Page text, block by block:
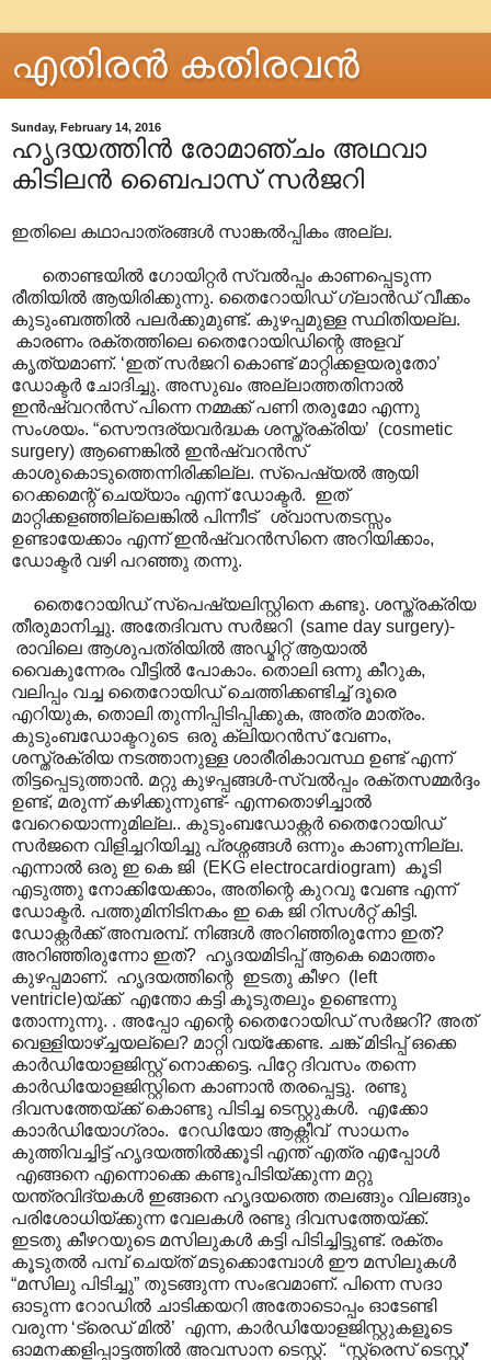
എതിരന്‍ കതിരവന്‍
Sunday, February 14, 2016
ഹൃദയത്തിൻ രോമാഞ്ചം അഥവാ
കിടിലൻ ബൈപാസ് സർജറി
ഇതിലെ കഥാപാത്രങ്ങൾ സാങ്കൽ‌പ്പികം അല്ല.
തൊണ്ടയിൽ ഗോയിറ്റർ സ്വൽ‌പ്പം കാണപ്പെടുന്ന
രീതിയിൽ ആയിരിക്കുന്നു. തൈറോയിഡ് ഗ്ലാൻഡ് വീക്കം
കുടുംബത്തിൽ പലർക്കുമുണ്ട്. കുഴപ്പമുള്ള സ്ഥിതിയല്ല.
കാരണം രക്തത്തിലെ തൈറോയിഡിന്റെ അളവ്
കൃത്യമാണ്. ‘ഇത് സർജറി കൊണ്ട് മാറ്റിക്കളയരുതോ’
ഡോക്ടർ ചോദിച്ചു. അസുഖം അല്ലാത്തതിനാൽ
ഇൻഷ്വറൻസ് പിന്നെ നമ്മക്ക് പണി തരുമോ എന്നു
സംശയം. “സൌന്ദര്യവർദ്ധക ശസ്ത്രക്രിയ’ (cosmetic
surgery) ആണെങ്കിൽ ഇൻഷ്വറൻസ്
കാശുകൊടുത്തെന്നിരിക്കില്ല. സ്പെഷ്യൽ ആയി
റെക്കമെന്റ് ചെയ്യാം എന്ന് ഡോക്ടർ. ഇത്
മാറ്റിക്കളഞ്ഞില്ലെങ്കിൽ പിന്നീട് ശ്വാസതടസ്സം
ഉണ്ടായേക്കാം എന്ന് ഇൻഷ്വറൻസിനെ അറിയിക്കാം,
ഡോക്ടർ വഴി പറഞ്ഞു തന്നു.
തൈറോയിഡ് സ്പെഷ്യലിസ്റ്റിനെ കണ്ടു. ശസ്ത്രക്രിയ
തീരുമാനിച്ചു. അതേദിവസ സർജറി (same day surgery)-
രാവിലെ ആശുപത്രിയിൽ അഡ്മിറ്റ് ആയാൽ
വൈകുന്നേരം വീട്ടിൽ പോകാം. തൊലി ഒന്നു കീറുക,
വലിപ്പം വച്ച തൈറോയിഡ് ചെത്തിക്കണ്ടിച്ച് ദൂരെ
എറിയുക, തൊലി തുന്നിപ്പിടിപ്പിക്കുക, അത്ര മാത്രം.
കുടുംബഡോക്ടറുടെ ഒരു ക്ലിയറൻസ് വേണം,
ശസ്ത്രക്രിയ നടത്താനുള്ള ശാരീരികാവസ്ഥ ഉണ്ട് എന്ന്
തിട്ടപ്പെടുത്താൻ. മറ്റു കുഴപ്പങ്ങൾ-സ്വൽ‌പ്പം രക്തസമ്മർദ്ദം
ഉണ്ട്, മരുന്ന് കഴിക്കുന്നുണ്ട്- എന്നതൊഴിച്ചാൽ
വേറെയൊന്നുമില്ല.. കുടുംബഡോക്റ്റർ തൈറോയിഡ്
സർജനെ വിളിച്ചറിയിച്ചു പ്രശ്നങ്ങൾ ഒന്നും കാണുന്നില്ല.
എന്നാൽ ഒരു ഇ കെ ജി (EKG electrocardiogram) കൂടി
എടുത്തു നോക്കിയേക്കാം, അതിന്റെ കുറവു വേണ്ട എന്ന്
ഡോക്ടർ. പത്തുമിനിടിനകം ഇ കെ ജി റിസൾറ്റ് കിട്ടി.
ഡോക്റ്റർക്ക് അമ്പരമ്പ്. നിങ്ങൾ അറിഞ്ഞിരുന്നോ ഇത്?
അറിഞ്ഞിരുന്നോ ഇത്? ഹൃദയമിടിപ്പ് ആകെ മൊത്തം
കുഴപ്പമാണ്. ഹൃദയത്തിന്റെ ഇടതു കീഴറ (left
ventricle)യ്ക്ക് എന്തോ കട്ടി കൂടുതലും ഉണ്ടെന്നു
തോന്നുന്നു. . അപ്പോ എന്റെ തൈറോയിഡ് സർജറി? അത്
വെള്ളിയാഴ്ച്ചയല്ലെ? മാറ്റി വയ്ക്കേണ്ട. ചങ്ക് മിടിപ്പ് ഒക്കെ
കാർഡിയോളജിസ്റ്റ് നൊക്കട്ടെ. പിറ്റേ ദിവസം തന്നെ
കാർഡിയോളജിസ്റ്റിനെ കാണാൻ തരപ്പെട്ടു. രണ്ടു
ദിവസത്തേയ്ക്ക് കൊണ്ടു പിടിച്ച ടെസ്റ്റുകൾ. എക്കോ
കാ‍ാർഡിയോഗ്രാം. റേഡിയോ ആക്റ്റീവ് സാധനം
കുത്തിവച്ചിട്ട് ഹൃദയത്തിൽക്കൂടി എന്ത് എത്ര എപ്പോൾ
എങ്ങനെ എന്നൊക്കെ കണ്ടുപിടിയ്ക്കുന്ന മറ്റു
യന്ത്രവിദ്യകൾ ഇങ്ങനെ ഹൃദയത്തെ തലങ്ങും വിലങ്ങും
പരിശോധിയ്ക്കുന്ന വേലകൾ രണ്ടു ദിവസത്തേയ്ക്ക്.
ഇടതു കീഴറയുടെ മസിലുകൾ കട്ടി പിടിച്ചിട്ടുണ്ട്. രക്തം
കൂടുതൽ പമ്പ് ചെയ്ത് മടുക്കൊമ്പോൾ ഈ മസിലുകൾ
“മസിലു പിടിച്ചു” തുടങ്ങുന്ന സംഭവമാണ്. പിന്നെ സദാ
ഓടുന്ന റോഡിൽ ചാടിക്കയറി അതോടൊപ്പം ഓടേണ്ടി
വരുന്ന ‘ട്രെഡ് മിൽ’ എന്ന, കാർഡിയോളജിസ്റ്റുകളൂടെ
ഓമനക്കളിപ്പാട്ടത്തിൽ അവസാന ടെസ്റ്റ്. “സ്റ്റ്രെസ് ടെസ്റ്റ്’